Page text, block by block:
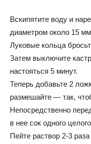
Вскипятите воду и
диаметром около 15
Луковые кольца
Затем выключите
настояться 5 минут.
Теперь добавьте 2
размешайте — так,
Непосредственно
в нее сок одного
Пейте раствор 2-3